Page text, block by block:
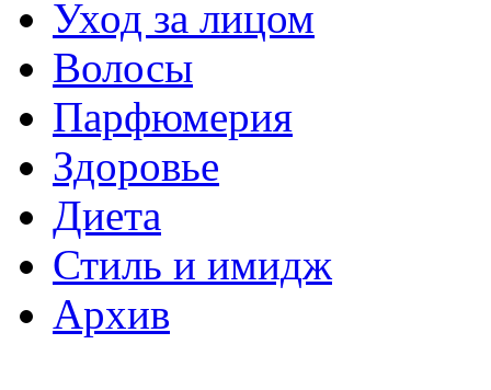
Уход за лицом
Волосы
Парфюмерия
Здоровье
Диета
Стиль и имидж
Архив